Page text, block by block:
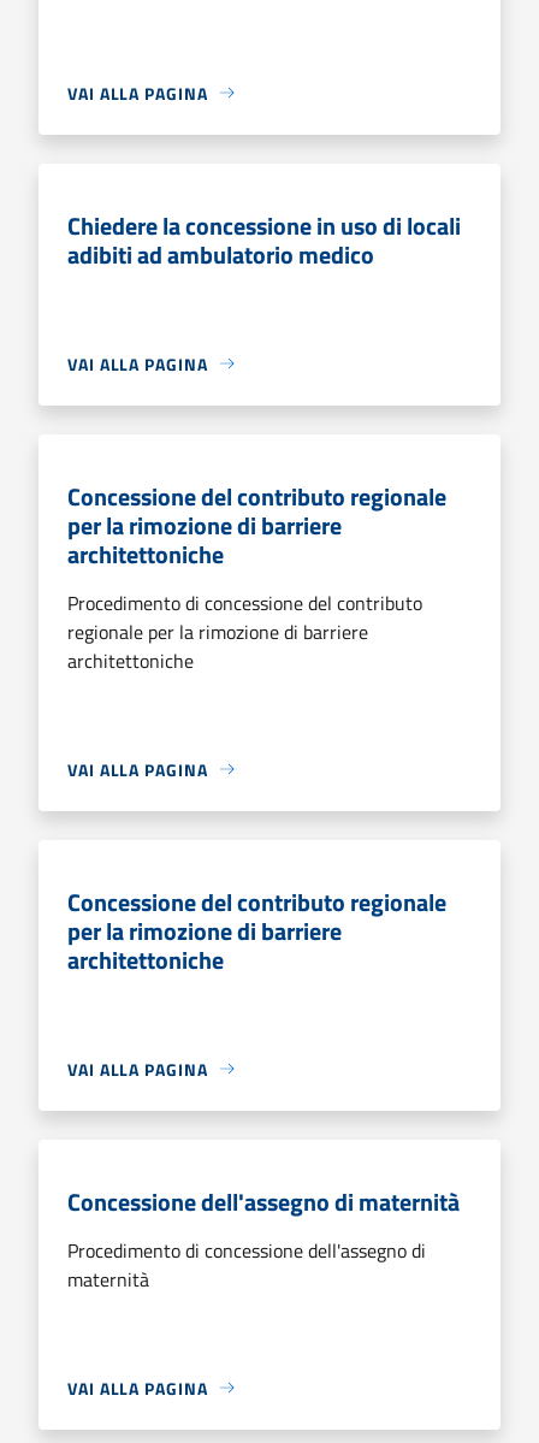
VAI ALLA PAGINA
Chiedere la concessione in uso di locali
adibiti ad ambulatorio medico
VAI ALLA PAGINA
Concessione del contributo regionale
per la rimozione di barriere
architettoniche
Procedimento di concessione del contributo
regionale per la rimozione di barriere
architettoniche
VAI ALLA PAGINA
Concessione del contributo regionale
per la rimozione di barriere
architettoniche
VAI ALLA PAGINA
Concessione dell'assegno di maternità
Procedimento di concessione dell'assegno di
maternità
VAI ALLA PAGINA